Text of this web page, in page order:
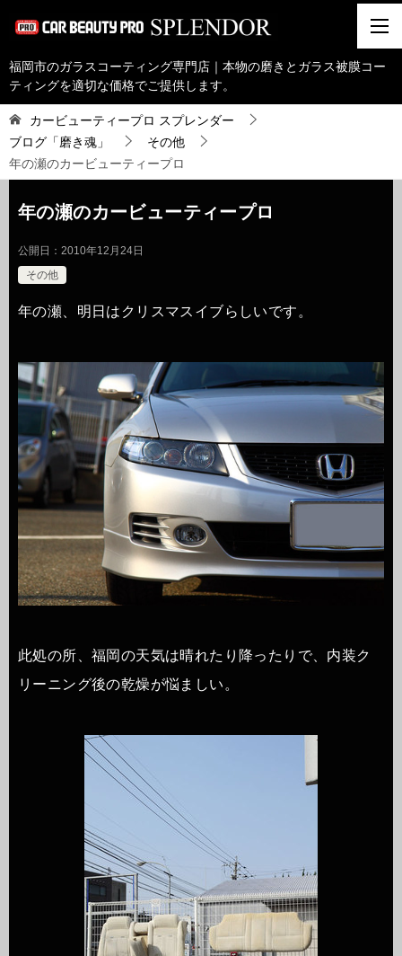
福岡市のガラスコーティング専門店｜本物の磨きとガラス被膜コー
ティングを適切な価格でご提供します。
カービューティープロ スプレンダー
ブログ「磨き魂」
その他
年の瀬のカービューティープロ
年の瀬のカービューティープロ
公開日： 2010年12月24日
その他
年の瀬、明日はクリスマスイブらしいです。
此処の所、福岡の天気は晴れたり降ったりで、内装ク
リーニング後の乾燥が悩ましい。